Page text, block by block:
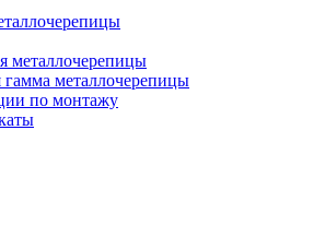
металлочерепицы
гамма металлочерепицы
по монтажу